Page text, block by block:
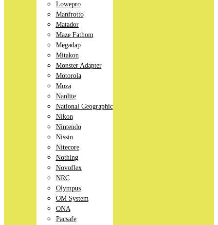
Lowepro
Manfrotto
Matador
Maze Fathom
Megadap
Mitakon
Monster Adapter
Motorola
Moza
Nanlite
National Geographic
Nikon
Nintendo
Nissin
Nitecore
Nothing
Novoflex
NRC
Olympus
OM System
ONA
Pacsafe